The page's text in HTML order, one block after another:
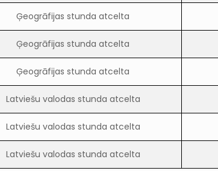
Ģeogrāfijas stunda atcelta
Ģeogrāfijas stunda atcelta
Ģeogrāfijas stunda atcelta
Latviešu valodas stunda atcelta
Latviešu valodas stunda atcelta
Latviešu valodas stunda atcelta